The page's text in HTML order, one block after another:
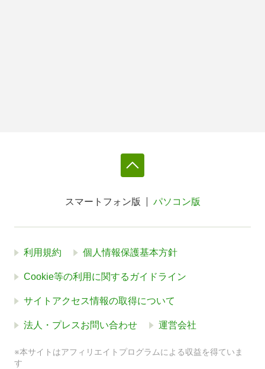
スマートフォン版 パソコン版
利用規約 個人情報保護基本方針
Cookie等の利用に関するガイドライン
サイトアクセス情報の取得について
法人・プレスお問い合わせ 運営会社
※本サイトはアフィリエイトプログラムによる収益を得ていま
す